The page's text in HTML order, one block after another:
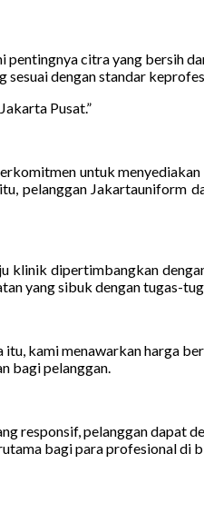
citra yang bersih
dengan standar
Pusat.”
untuk
pelanggan Jakartauniform
dipertimbangkan
yang sibuk dengan tugas-
kami menawarkan harga
bagi pelanggan.
responsif, pelanggan dapat
bagi para profesional di